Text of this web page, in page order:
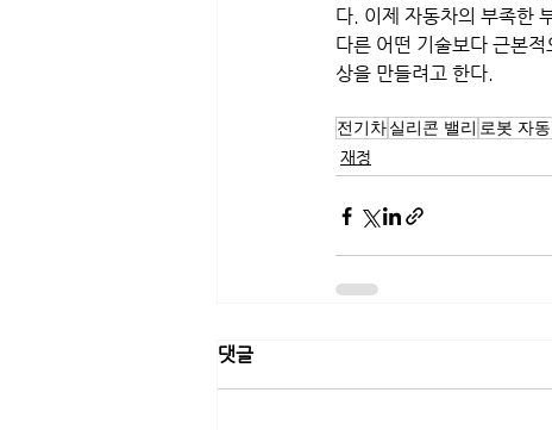
다. 이제 자동차의 부족한
다른 어떤 기술보다 근본
상을 만들려고 한다.
전기차실리콘 밸리 로봇 자
재정
댓글